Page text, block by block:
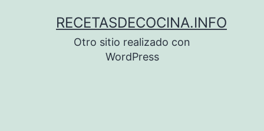
RECETASDECOCINA.INFO
Otro sitio realizado con
WordPress